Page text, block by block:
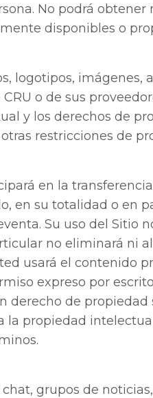
No podrá
disponibles o
logotipos, imágenes,
o de sus
y los derechos de
restricciones de
en la
en su totalidad o en
Su uso del Sitio
no eliminará ni
usará el contenido
expreso por
derecho de propiedad
la propiedad
grupos de